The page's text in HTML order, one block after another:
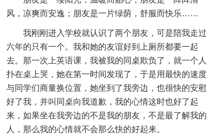
风，凉爽而安逸；朋友是一片绿荫，舒服而快乐……
我刚刚进入学校就认识了两个朋友，可是陪我走过
六年的只有一个。我和她的友谊好到上厕所都要一起
去。那一次上英语课，我被我的同桌欺负了，就一个人
扑在桌上哭，她在第一时间发现了，于是用最快的速度
与同学们商量换位置，她坐到了我旁边，也很快的安慰
好了我，并叫同桌向我道歉，我的心情这时也好了起
来，如果坐在我旁边的不是我的朋友，不是最了解我的
人，那么我的心情就不会那么快的好起来。